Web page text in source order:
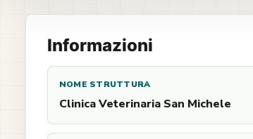
Informazioni
NOME STRUTTURA
Clinica Veterinaria San Michele